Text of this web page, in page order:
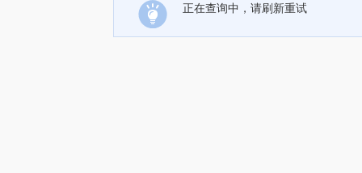
正在查询中，请刷新重试